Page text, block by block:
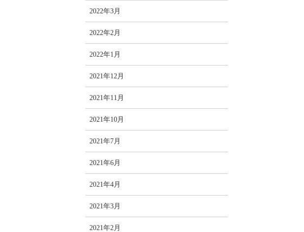
2022年3月
2022年2月
2022年1月
2021年12月
2021年11月
2021年10月
2021年7月
2021年6月
2021年4月
2021年3月
2021年2月